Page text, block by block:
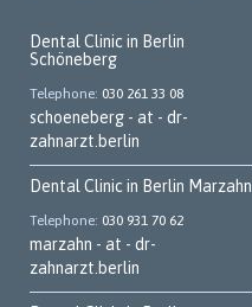
Dental Clinic in Berlin
Schöneberg
Telephone 030 261 33 08
schoeneberg - at - dr-
zahnarzt.berlin
Dental Clinic in Berlin Marzahn
Telephone 030 931 70 62
marzahn - at - dr-
zahnarzt.berlin